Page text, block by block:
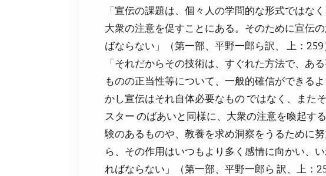
「宣伝の課題は、個々人の学問的な形式ではな
大衆の注意を促すことにある。そのために宣伝
ばならない」（第一部、平野一郎ら訳、 上：259
「それだからその技術は、すぐれた方法で、あ
ものの正当性等について、一般的確信ができる
かし宣伝はそれ自体必要なもの ではなく、また
スター のばあいと同様に、大衆の注意を喚起す
験のあるものや、教養を求め洞察をうるために
ら、その作用はいつもより多く感情に向かい、
ればならない」（第一部、平野一郎ら 訳、上：